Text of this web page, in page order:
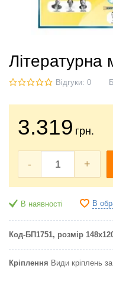
Літературна
Відгуки: 0
3.319 грн.
- +
В наявності В
Код-БП1751, розмір
Кріплення Види кріплень за